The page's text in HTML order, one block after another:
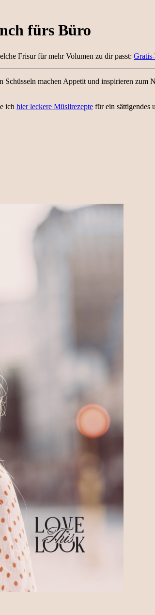
fürs Büro
Frisur für mehr Volumen zu dir passt:
machen Appetit und inspirieren zum
ich hier leckere Müslirezepte für ein sättigendes